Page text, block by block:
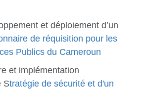
et déploiement d’un
de réquisition pour les
Publics du Cameroun
et implémentation
Stratégie de sécurité et d'un